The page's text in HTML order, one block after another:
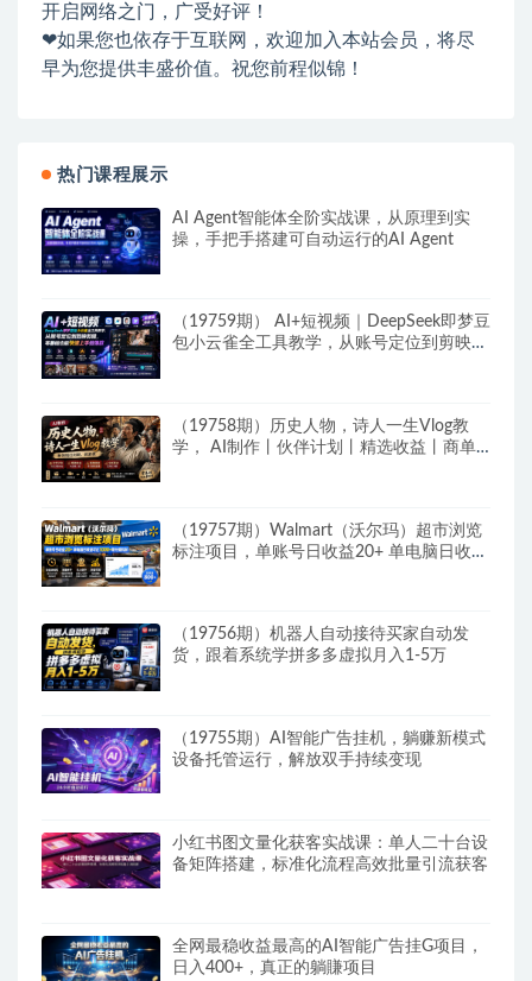
开启网络之门，广受好评！
❤如果您也依存于互联网，欢迎加入本站会员，将尽
早为您提供丰盛价值。祝您前程似锦！
热门课程展示
AI Agent智能体全阶实战课，从原理到实
操，手把手搭建可自动运行的AI Agent
（19759期） AI+短视频｜DeepSeek即梦豆
包小云雀全工具教学，从账号定位到剪映剪
（19758期）历史人物，诗人一生Vlog教
学， AI制作丨伙伴计划丨精选收益丨商单
（19757期）Walmart（沃尔玛）超市浏览
标注项目，单账号日收益20+ 单电脑日收益
（19756期）机器人自动接待买家自动发
货，跟着系统学拼多多虚拟月入1-5万
（19755期）AI智能广告挂机，躺赚新模式
设备托管运行，解放双手持续变现
小红书图文量化获客实战课：单人二十台设
备矩阵搭建，标准化流程高效批量引流获客
全网最稳收益最高的AI智能广告挂G项目，
日入400+，真正的躺賺项目